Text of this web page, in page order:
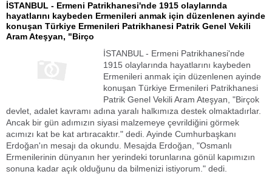
İSTANBUL - Ermeni Patrikhanesi'nde 1915 olaylarında
hayatlarını kaybeden Ermenileri anmak için düzenlenen ayinde
konuşan Türkiye Ermenileri Patrikhanesi Patrik Genel Vekili
Aram Ateşyan, "Birço
İSTANBUL - Ermeni Patrikhanesi'nde
1915 olaylarında hayatlarını kaybeden
Ermenileri anmak için düzenlenen ayinde
konuşan Türkiye Ermenileri Patrikhanesi
Patrik Genel Vekili Aram Ateşyan, "Birçok
devlet, adalet kavramı adına yaralı halkımıza destek olmaktadırlar.
Ancak bir gün adımızın siyasi malzemeye çevrildiğini görmek
acımızı kat be kat artıracaktır." dedi. Ayinde Cumhurbaşkanı
Erdoğan'ın mesajı da okundu. Mesajda Erdoğan, "Osmanlı
Ermenilerinin dünyanın her yerindeki torunlarına gönül kapımızın
sonuna kadar açık olduğunu da bilmenizi istiyorum." dedi.